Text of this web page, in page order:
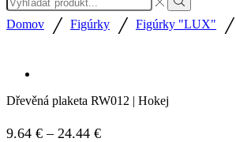
Domov / Figúrky / Figúrky "LUX" /
Dřevěná plaketa RW012 | Hokej
9.64 € – 24.44 €